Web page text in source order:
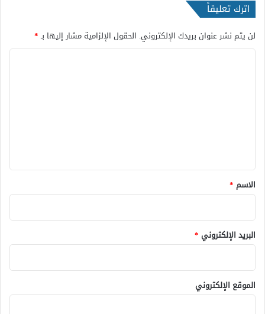
اترك تعليقاً
لن يتم نشر عنوان بريدك الإلكتروني. الحقول الإلزامية مشار إليها بـ*
*
الاسم *
البريد الإلكتروني *
الموقع الإلكتروني